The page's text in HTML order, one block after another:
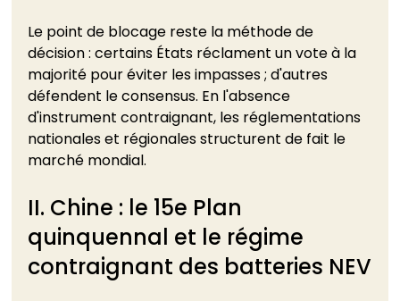
Le point de blocage reste la méthode de
décision : certains États réclament un vote à la
majorité pour éviter les impasses ; d'autres
défendent le consensus. En l'absence
d'instrument contraignant, les réglementations
nationales et régionales structurent de fait le
marché mondial.
II. Chine : le 15e Plan
quinquennal et le régime
contraignant des batteries NEV